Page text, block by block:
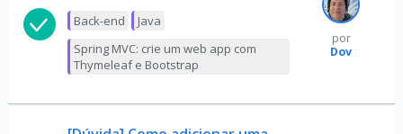
Back-end
Java
Spring MVC: crie um web app com
Thymeleaf e Bootstrap
por
Dov